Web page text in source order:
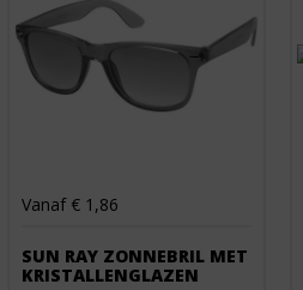
Vanaf € 1,86
SUN RAY ZONNEBRIL MET
KRISTALLENGLAZEN